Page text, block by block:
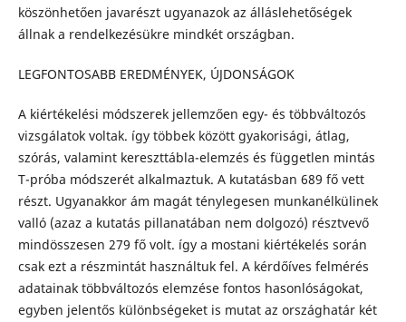
köszönhetően javarészt ugyanazok az álláslehetőségek
állnak a rendelkezésükre mindkét országban.
LEGFONTOSABB EREDMÉNYEK, ÚJDONSÁGOK
A kiértékelési módszerek jellemzően egy- és többváltozós
vizsgálatok voltak. így többek között gyakorisági, átlag,
szórás, valamint kereszttábla-elemzés és független mintás
T-próba módszerét alkalmaztuk. A kutatásban 689 fő vett
részt. Ugyanakkor ám magát ténylegesen munkanélkülinek
valló (azaz a kutatás pillanatában nem dolgozó) résztvevő
mindösszesen 279 fő volt. így a mostani kiértékelés során
csak ezt a részmintát használtuk fel. A kérdőíves felmérés
adatainak többváltozós elemzése fontos hasonlóságokat,
egyben jelentős különbségeket is mutat az országhatár két